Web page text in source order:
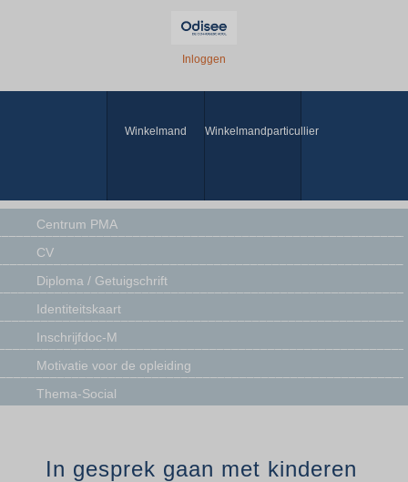
Inloggen
Winkelmand Winkelmandparticullier
Centrum PMA
CV
Diploma / Getuigschrift
Identiteitskaart
Inschrijfdoc-M
Motivatie voor de opleiding
Thema-Social
In gesprek gaan met kinderen